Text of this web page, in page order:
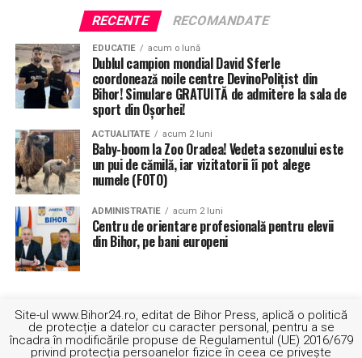
RECENTE RECOMANDATE
EDUCATIE acum o lună
Dublul campion mondial David Sferle
coordonează noile centre DevinoPolițist din
Bihor! Simulare GRATUITĂ de admitere la sala de
sport din Oșorhei!
ACTUALITATE acum 2 luni
Baby-boom la Zoo Oradea! Vedeta sezonului este
un pui de cămilă, iar vizitatorii îi pot alege
numele (FOTO)
ADMINISTRATIE acum 2 luni
Centru de orientare profesională pentru elevii
din Bihor, pe bani europeni
Site-ul www.Bihor24.ro, editat de Bihor Press, aplică o politică
de protecție a datelor cu caracter personal, pentru a se
încadra în modificările propuse de Regulamentul (UE) 2016/679
privind protecția persoanelor fizice în ceea ce privește